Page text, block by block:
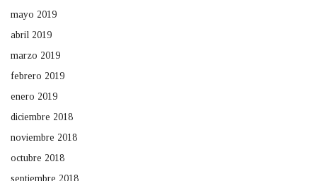
mayo 2019
abril 2019
marzo 2019
febrero 2019
enero 2019
diciembre 2018
noviembre 2018
octubre 2018
septiembre 2018